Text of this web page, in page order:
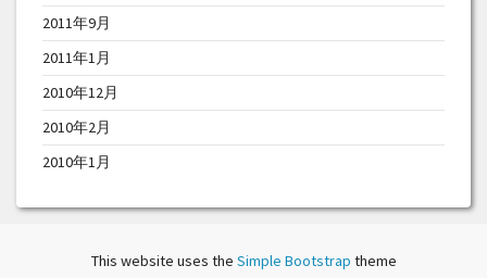
2011年9月
2011年1月
2010年12月
2010年2月
2010年1月
This website uses the Simple Bootstrap theme